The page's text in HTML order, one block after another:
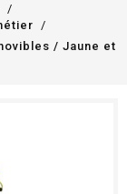
/ Jaune et